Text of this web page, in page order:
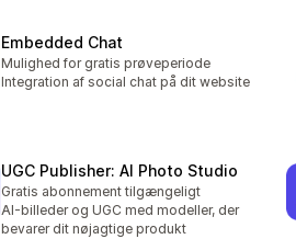
Embedded Chat
Mulighed for gratis prøveperiode
Integration af social chat på dit website
UGC Publisher: AI Photo Studio
Gratis abonnement tilgængeligt
AI-billeder og UGC med modeller, der
bevarer dit nøjagtige produkt